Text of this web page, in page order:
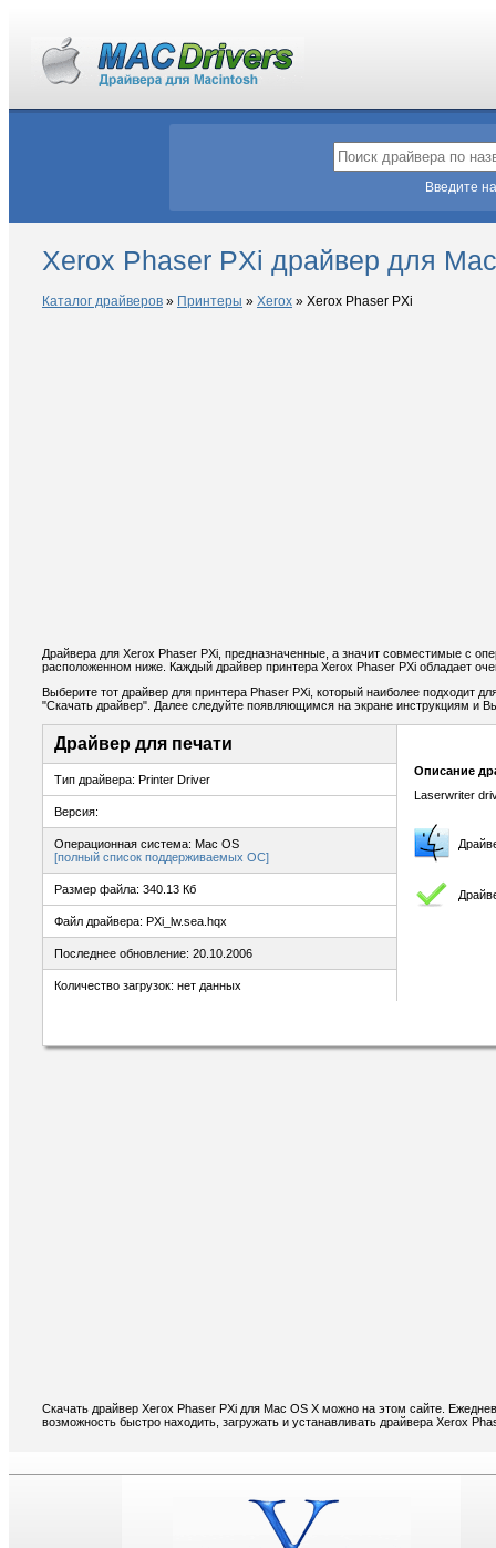
Введите
Xerox Phaser PXi драйвер для
Каталог драйверов » Принтеры » Xerox » Xerox Phaser PXi
Драйвера для Xerox Phaser PXi, предназначенные, а значит совместимые с
расположенном ниже. Каждый драйвер принтера Xerox Phaser PXi обладает
Выберите тот драйвер для принтера Phaser PXi, который наиболее подходит
"Скачать драйвер". Далее следуйте появляющимся на экране инструкциям и
Драйвер для печати
Тип драйвера: Printer Driver
Версия:
Операционная система: Mac OS
[полный список поддерживаемых ОС]
Размер файла: 340.13 Кб
Файл драйвера: PXi_lw.sea.hqx
Последнее обновление: 20.10.2006
Количество загрузок: нет данных
Описание
Laserwriter
Скачать драйвер Xerox Phaser PXi для Mac OS X можно на этом сайте.
возможность быстро находить, загружать и устанавливать драйвера Xerox